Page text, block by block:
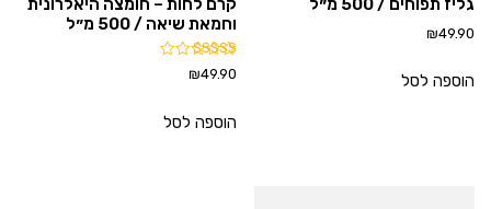
₪49.90
הוספה לסל
וחמאת שיאה / 500 מ״ל
דורג
5.00
₪49.90
הוספה לסל